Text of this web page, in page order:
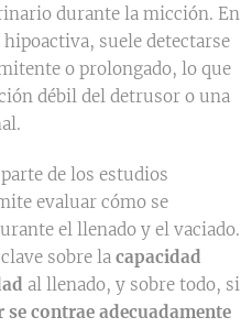
durante la micción. En
suele detectarse
o prolongado, lo que
débil del detrusor o una
de los estudios
evaluar cómo se
el llenado y el vaciado.
sobre la capacidad
al llenado, y sobre todo, si
contrae adecuadamente